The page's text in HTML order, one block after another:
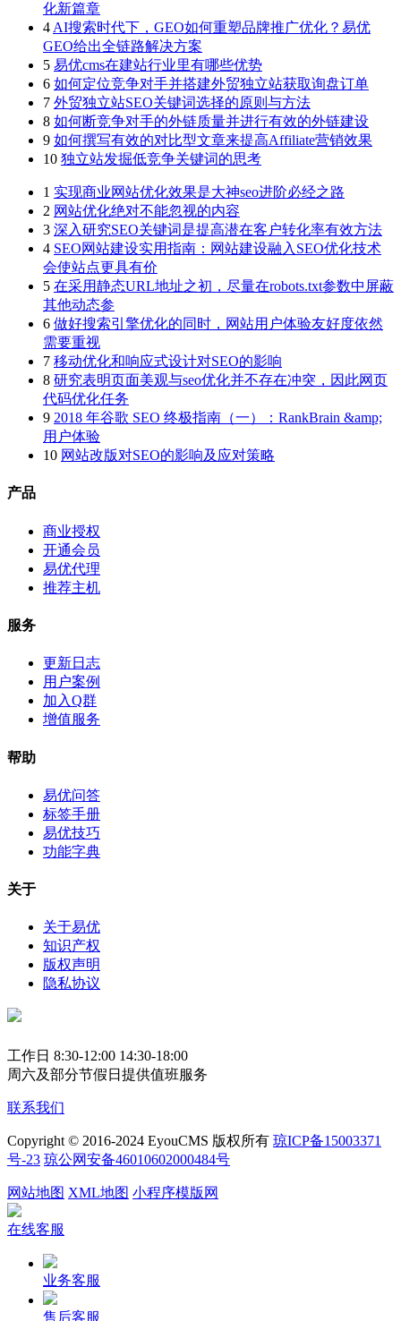
化新篇章
4 AI搜索时代下，GEO如何重塑品牌推广优化？易优
GEO给出全链路解决方案
5 易优cms在建站行业里有哪些优势
6 如何定位竞争对手并搭建外贸独立站获取询盘订单
7 外贸独立站SEO关键词选择的原则与方法
8 如何断竞争对手的外链质量并进行有效的外链建设
9 如何撰写有效的对比型文章来提高Affiliate营销效果
10 独立站发掘低竞争关键词的思考
1 实现商业网站优化效果是大神seo进阶必经之路
2 网站优化绝对不能忽视的内容
3 深入研究SEO关键词是提高潜在客户转化率有效方法
4 SEO网站建设实用指南：网站建设融入SEO优化技术
会使站点更具有价
5 在采用静态URL地址之初，尽量在robots.txt参数中屏蔽
其他动态参
6 做好搜索引擎优化的同时，网站用户体验友好度依然
需要重视
7 移动优化和响应式设计对SEO的影响
8 研究表明页面美观与seo优化并不存在冲突，因此网页
代码优化任务
9 2018 年谷歌 SEO 终极指南（一）：RankBrain &amp;
用户体验
10 网站改版对SEO的影响及应对策略
产品
商业授权
开通会员
易优代理
推荐主机
服务
更新日志
用户案例
加入Q群
增值服务
帮助
易优问答
标签手册
易优技巧
功能字典
关于
关于易优
知识产权
版权声明
隐私协议
工作日 8:30-12:00 14:30-18:00
周六及部分节假日提供值班服务
联系我们
Copyright © 2016-2024 EyouCMS 版权所有 琼ICP备15003371
号-23 琼公网安备46010602000484号
网站地图 XML地图 小程序模版网
在线客服
业务客服
售后客服